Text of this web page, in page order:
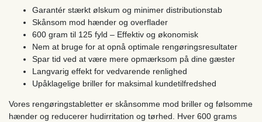
Garantér stærkt ølskum og minimer distributionstab
Skånsom mod hænder og overflader
600 gram til 125 fyld – Effektiv og økonomisk
Nem at bruge for at opnå optimale rengøringsresultater
Spar tid ved at være mere opmærksom på dine gæster
Langvarig effekt for vedvarende renlighed
Upåklagelige briller for maksimal kundetilfredshed
Vores rengøringstabletter er skånsomme mod briller og følsomme
hænder og reducerer hudirritation og tørhed. Hver 600 grams